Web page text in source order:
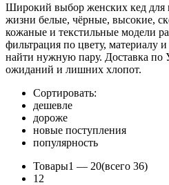
Широкий выбор женских кед для
жизни белые, чёрные, высокие,
кожаные и текстильные модели
фильтрация по цвету, материалу
найти нужную пару. Доставка по
ожиданий и лишних хлопот.
Сортировать:
дешевле
дороже
новые поступления
популярность
Товары1 — 20(всего 36)
1 2